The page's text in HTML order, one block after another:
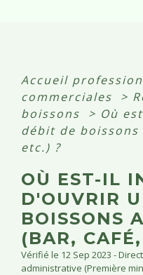
Accueil
commerciales
>
boissons
> Où
débit de boissons
etc.) ?
OÙ EST-IL
D'OUVRIR
BOISSONS
(BAR,
Vérifié le 12 Sep 2023 -
administrative (Première